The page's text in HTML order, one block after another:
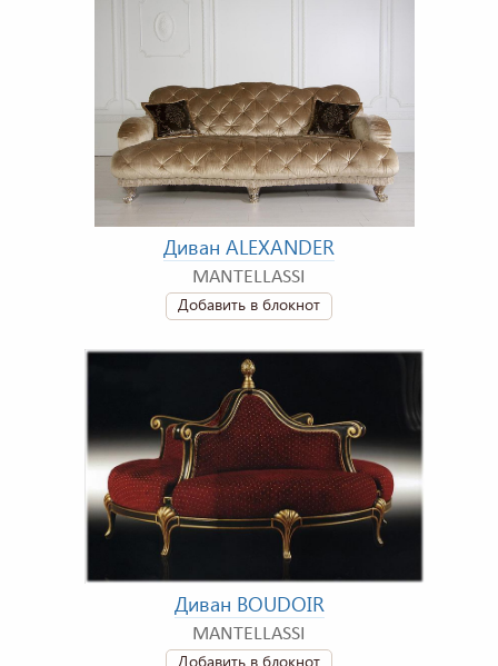
Диван ALEXANDER
MANTELLASSI
Добавить в блокнот
Диван BOUDOIR
MANTELLASSI
Добавить в блокнот